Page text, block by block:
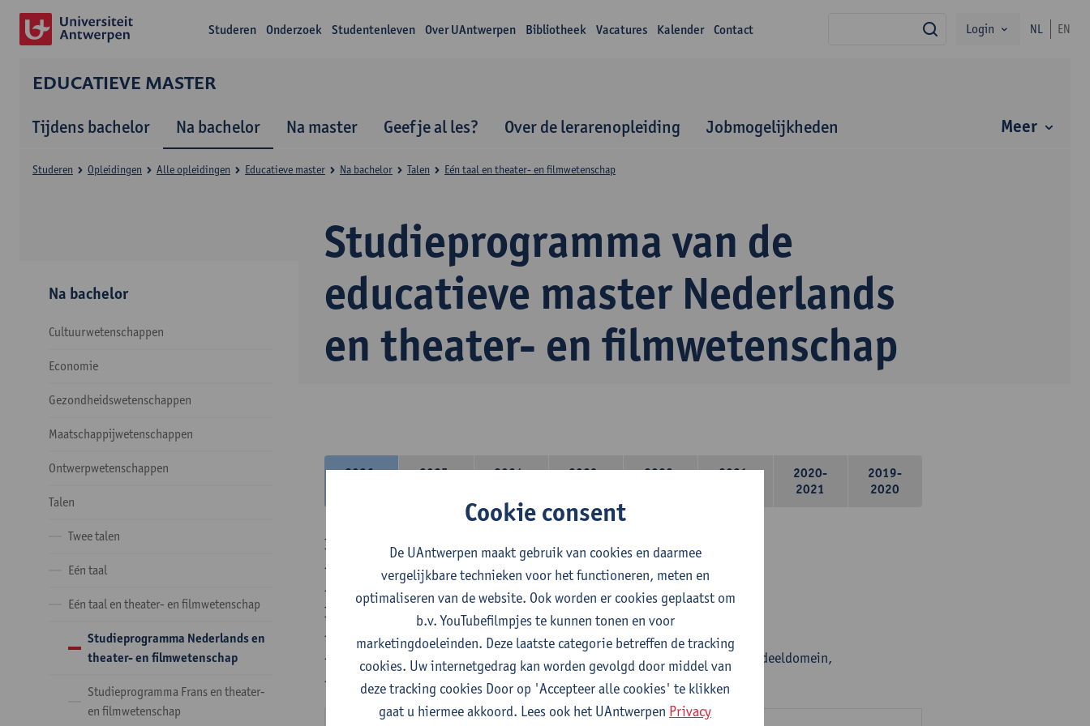
Studeren Onderzoek Studentenleven Over UAntwerpen Bibliotheek Vacatures Kalender Contact zoekLogin NL EN
EDUCATIEVE MASTER
Tijdens bachelor Na bachelor Na master Geef je al les? Over de lerarenopleiding Jobmogelijkheden Meer
Studieprogramma van de
educatieve master Nederlands
en theater- en filmwetenschap
Studeren Opleidingen Alle opleidingen Educatieve master Na bachelor Talen Eén taal en theater- en filmwetenschap
Na bachelor
Cultuurwetenschappen
Economie
Gezondheidswetenschappen
Maatschappijwetenschappen
Ontwerpwetenschappen
Talen
Twee talen
Eén taal
Eén taal en theater- en filmwetenschap
Studieprogramma Nederlands en
theater- en filmwetenschap
Studieprogramma Frans en theater-
en filmwetenschap
2026-
2025-
2024-
2023-
2022-
2021-
2020-
2021
2019-
2020
In de lerarencomponent heb je volgende keuze :
- Optie A : je kiest twee vakdidactieken
- Optie B: je kiest één vakdidactiek en een profilering
In de domeincomponent neem je 60 studiepunten op:
- 1 verplicht algemeen opleidingsonderdeel van 6 studiepunten,
- 24 of 30 studiepunten Nederlands en telkens minimum 6 studiepunten per deeldomein,
- 24 of 30 studiepunten theater- en filmwetenschap.
Cookie consent
De UAntwerpen maakt gebruik van cookies en daarmee
vergelijkbare technieken voor het functioneren, meten en
optimaliseren van de website. Ook worden er cookies geplaatst om
b.v. YouTubefilmpjes te kunnen tonen en voor
marketingdoeleinden. Deze laatste categorie betreffen de tracking
cookies. Uw internetgedrag kan worden gevolgd door middel van
deze tracking cookies Door op 'Accepteer alle cookies' te klikken
gaat u hiermee akkoord. Lees ook het UAntwerpen Privacy